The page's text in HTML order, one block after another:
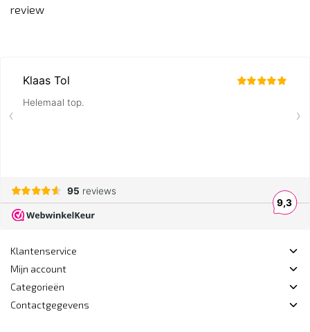
review
Klantenservice
Mijn account
Categorieën
Contactgegevens